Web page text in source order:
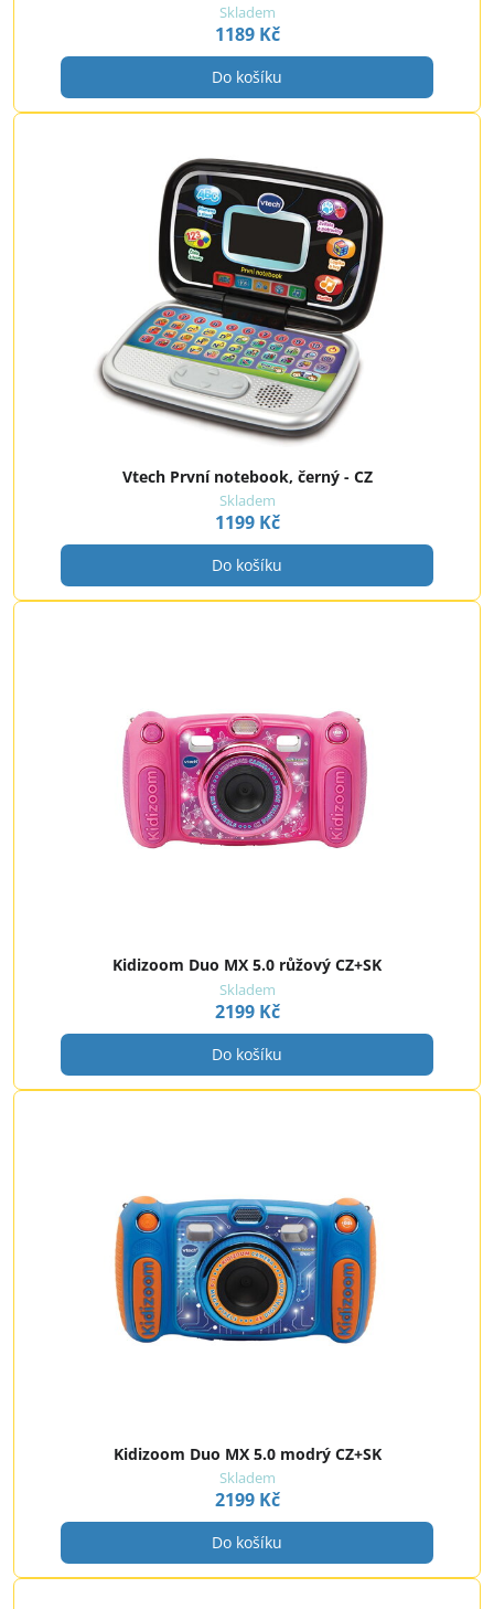
Skladem
1189 Kč
Do košíku
Vtech První notebook, černý - CZ
Skladem
1199 Kč
Do košíku
Kidizoom Duo MX 5.0 růžový CZ+SK
Skladem
2199 Kč
Do košíku
Kidizoom Duo MX 5.0 modrý CZ+SK
Skladem
2199 Kč
Do košíku